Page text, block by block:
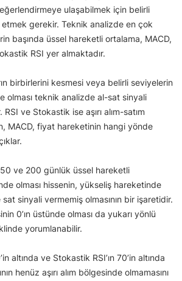
ulaşabilmek için belirli
gerekir. Teknik analizde en çok
başında üssel hareketli ortalama, MACD,
RSI yer almaktadır.
birbirlerini kesmesi veya belirli seviyelerin
olması teknik analizde al-sat sinyali
ve Stokastik ise aşırı alım-satım
MACD, fiyat hareketinin hangi yönde
50 ve 200 günlük üssel hareketli
olması hissenin, yükseliş hareketinde
sinyali vermemiş olmasının bir işaretidir.
0’ın üstünde olması da yukarı yönlü
yorumlanabilir.
altında ve Stokastik RSI’ın 70’in altında
henüz aşırı alım bölgesinde olmamasını